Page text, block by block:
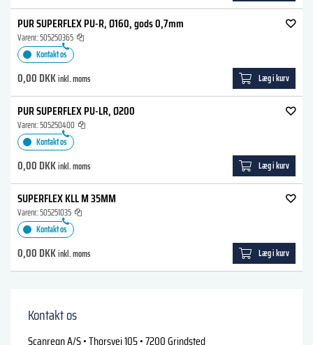
PUR SUPERFLEX PU-R, Ø160, gods 0,7mm
Varenr.:505250365
Kontakt os
0,00 DKKinkl. moms Læg i kurv
PUR SUPERFLEX PU-LR, Ø200
Varenr.:505250400
Kontakt os
0,00 DKKinkl. moms Læg i kurv
SUPERFLEX KLL M 35MM
Varenr.:505251035
Kontakt os
0,00 DKKinkl. moms Læg i kurv
Kontakt os
Scanregn A/S • Thorsvej 105 • 7200 Grindsted